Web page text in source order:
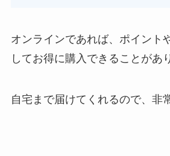
オンラインであれば、ポイント
してお得に購入できることがあ
自宅まで届けてくれるので、非